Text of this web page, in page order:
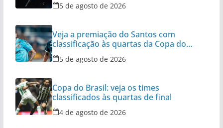
5 de agosto de 2026
Veja a premiação do Santos com
classificação às quartas da Copa do
Brasil
5 de agosto de 2026
Copa do Brasil: veja os times
classificados às quartas de final
4 de agosto de 2026